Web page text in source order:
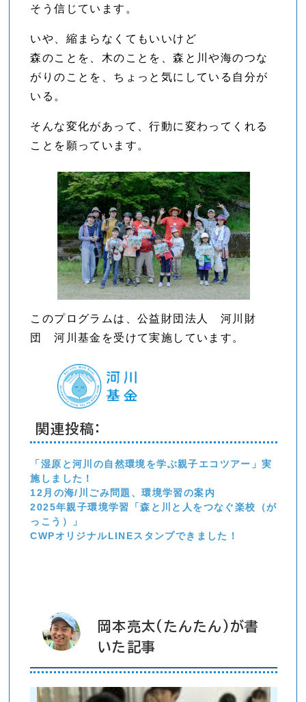
そう信じています。
いや、縮まらなくてもいいけど
森のことを、木のことを、森と川や海のつな
がりのことを、ちょっと気にしている自分が
いる。
そんな変化があって、行動に変わってくれる
ことを願っています。
このプログラムは、公益財団法人 河川財
団 河川基金を受けて実施しています。
関連投稿:
「湿原と河川の自然環境を学ぶ親子エコツアー」実
施しました！
12月の海/川ごみ問題、環境学習の案内
2025年親子環境学習「森と川と人をつなぐ楽校（が
っこう）」
CWPオリジナルLINEスタンプできました！
岡本亮太(たんたん)が書
いた記事